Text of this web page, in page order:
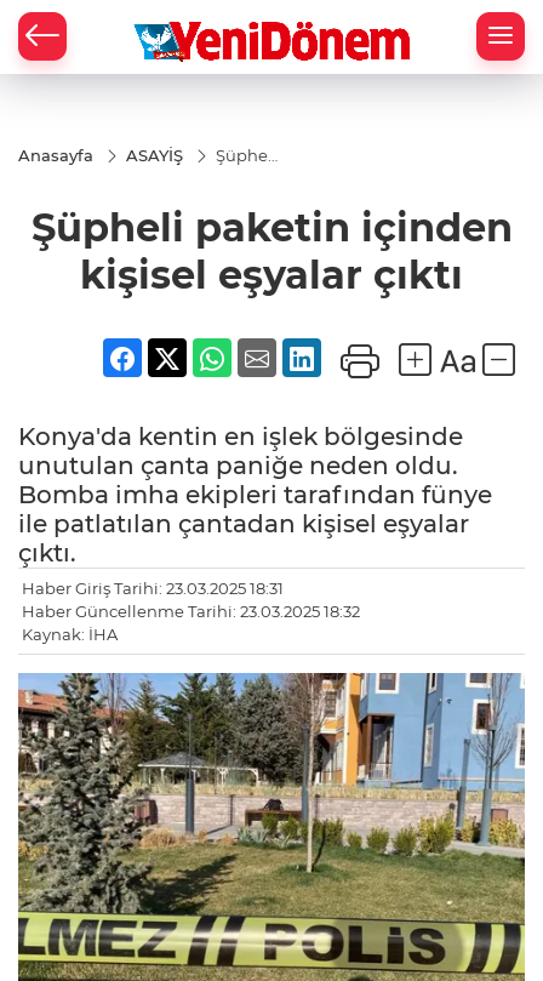
Anasayfa ASAYİŞ
Şüpheli
kişisel
eşyalar
Şüpheli paketin içinden
kişisel eşyalar çıktı
Konya'da kentin en işlek bölgesinde
unutulan çanta paniğe neden oldu.
Bomba imha ekipleri tarafından fünye
ile patlatılan çantadan kişisel eşyalar
çıktı.
Haber Giriş Tarihi: 23.03.2025 18:31
Haber Güncellenme Tarihi: 23.03.2025 18:32
Kaynak: İHA